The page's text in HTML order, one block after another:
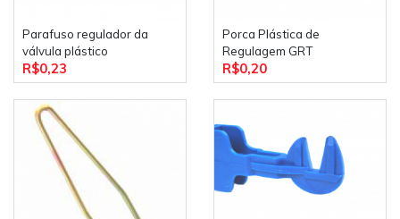
Parafuso regulador da
válvula plástico
R$0,23
Porca Plástica de
Regulagem GRT
R$0,20